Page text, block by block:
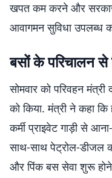
खपत कम करने और
आवागमन सुविधा उपलब्ध
बसों के परिचालन से
सोमवार को परिवहन मंत्री
को किया. मंत्री ने कहा
कर्मी प्राइवेट गाड़ी से
साथ-साथ पेट्रोल-डीजल
और पिंक बस सेवा शुरू होने